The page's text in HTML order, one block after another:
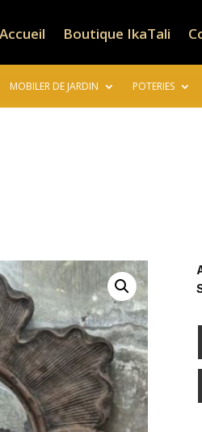
Accueil Boutique IkaTali
MOBILER DE JARDIN POTERIES